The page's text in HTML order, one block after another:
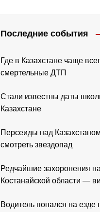
Последние события
Где в Казахстане чаще
смертельные ДТП
Стали известны даты
Казахстане
Персеиды над
смотреть звездопад
Редчайшие захоронения
Костанайской области —
Водитель попался на езде